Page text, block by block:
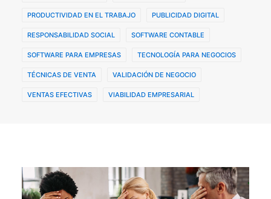
PRODUCTIVIDAD EN EL TRABAJO PUBLICIDAD DIGITAL
RESPONSABILIDAD SOCIAL SOFTWARE CONTABLE
SOFTWARE PARA EMPRESAS TECNOLOGÍA PARA NEGOCIOS
TÉCNICAS DE VENTA VALIDACIÓN DE NEGOCIO
VENTAS EFECTIVAS VIABILIDAD EMPRESARIAL